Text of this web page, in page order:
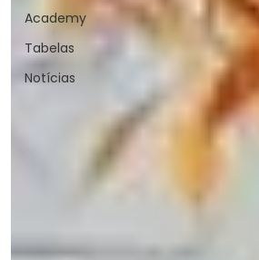
Academy
Tabelas
Notícias